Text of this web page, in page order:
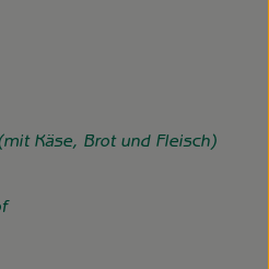
Käse, Brot und Fleisch)